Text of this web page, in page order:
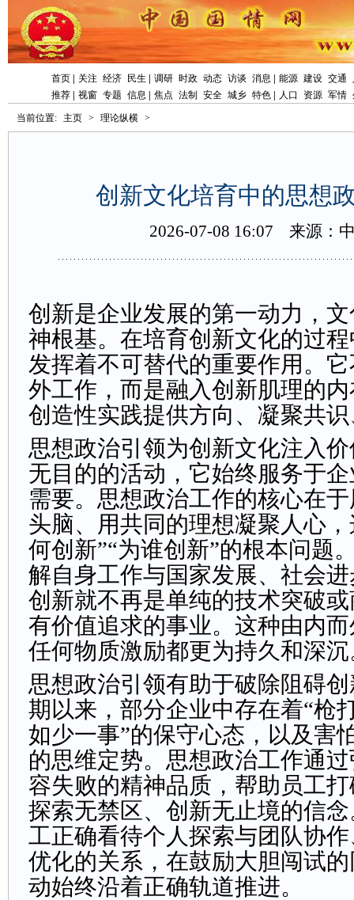
首页 关注 经济 民生 调研 时政 动态 访谈 消息 能源 建设 交通
推荐
视窗 专题 信息 焦点 法制 安全 城乡 特色 人口 资源 军情
当前位置: 主页 > 理论纵横 >
创新文化培育中的思想
2026-07-0816:07 来源：
创新是企业发展的第一动力，
神根基。在培育创新文化的过
发挥着不可替代的重要作用。
外工作，而是融入创新肌理的
创造性实践提供方向、凝聚共
思想政治引领为创新文化注入
无目的的活动，它始终服务于
需要。思想政治工作的核心在
头脑、用共同的理想凝聚人心
何创新”“为谁创新”的根本问题
解自身工作与国家发展、社会
创新就不再是单纯的技术突破
有价值追求的事业。这种由内
任何物质激励都更为持久和深
思想政治引领有助于破除阻碍
期以来，部分企业中存在着“枪
如少一事”的保守心态，以及害
的思维定势。思想政治工作通
容失败的精神品质，帮助员工
探索无禁区、创新无止境的信
工正确看待个人探索与团队协
优化的关系，在鼓励大胆闯试
动始终沿着正确轨道推进。